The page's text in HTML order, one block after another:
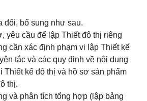
đổi, bổ sung như sau.
yêu cầu để lập Thiết đô thị riêng
cần xác định phạm vi lập Thiết kế
tắc và các quy định về nội dung
kế đô thị và hồ sơ sản phẩm
thị.
và phân tích tổng hợp (lập bảng